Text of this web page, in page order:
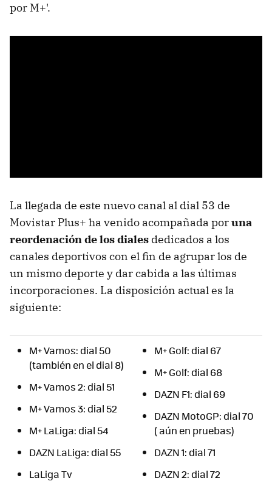
por M+'.
La llegada de este nuevo canal al dial 53 de
Movistar Plus+ ha venido acompañada poruna
reordenación de los diales dedicados a los
canales deportivos con el fin de agrupar los de
un mismo deporte y dar cabida a las últimas
incorporaciones. La disposición actual es la
siguiente:
M+ Vamos: dial 50
(también en el dial 8)
M+ Vamos 2: dial 51
M+ Vamos 3: dial 52
M+ LaLiga: dial 54
DAZN LaLiga: dial 55
LaLiga Tv
M+ Golf: dial 67
M+ Golf: dial 68
DAZN F1: dial 69
DAZN MotoGP: dial 70
( aún en pruebas)
DAZN 1: dial 71
DAZN 2: dial 72